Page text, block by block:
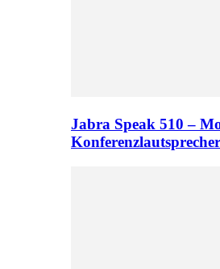
Jabra Speak 510 –
Konferenzlautsprecher